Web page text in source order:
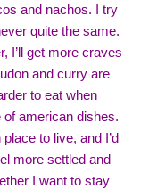
and nachos. I try
quite the same.
I’ll get more craves
and curry are
to eat when
american dishes.
to live, and I’d
more settled and
I want to stay